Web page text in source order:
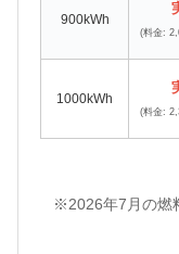
900kWh
(料金:
1000kWh
(料金:
※2026年7月の燃